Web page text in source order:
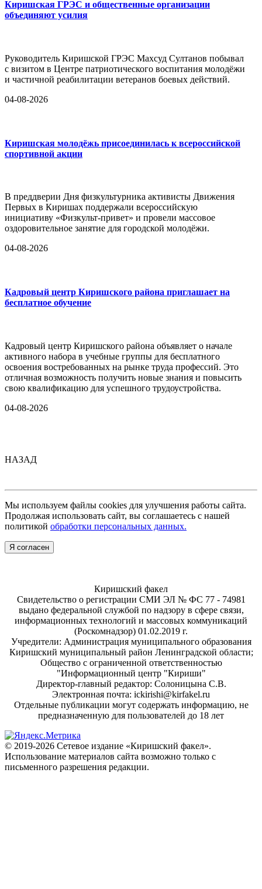
Киришская ГРЭС и общественные организации
объединяют усилия
Руководитель Киришской ГРЭС Махсуд Султанов побывал
с визитом в Центре патриотического воспитания молодёжи
и частичной реабилитации ветеранов боевых действий.
04-08-2026
Киришская молодёжь присоединилась к всероссийской
спортивной акции
В преддверии Дня физкультурника активисты Движения
Первых в Киришах поддержали всероссийскую
инициативу «Физкульт-привет» и провели массовое
оздоровительное занятие для городской молодёжи.
04-08-2026
Кадровый центр Киришского района приглашает на
бесплатное обучение
Кадровый центр Киришского района объявляет о начале
активного набора в учебные группы для бесплатного
освоения востребованных на рынке труда профессий. Это
отличная возможность получить новые знания и повысить
свою квалификацию для успешного трудоустройства.
04-08-2026
НАЗАД
Мы используем файлы cookies для улучшения работы сайта.
Продолжая использовать сайт, вы соглашаетесь с нашей
политикой обработки персональных данных.
Я согласен
Киришский факел
Свидетельство о регистрации СМИ ЭЛ № ФС 77 - 74981
выдано федеральной службой по надзору в сфере связи,
информационных технологий и массовых коммуникаций
(Роскомнадзор) 01.02.2019 г.
Учредители: Администрация муниципального образования
Киришский муниципальный район Ленинградской области;
Общество с ограниченной ответственностью
"Информационный центр "Кириши"
Директор-главный редактор: Солоницына С.В.
Электронная почта: ickirishi@kirfakel.ru
Отдельные публикации могут содержать информацию, не
предназначенную для пользователей до 18 лет
© 2019-2026 Сетевое издание «Киришский факел».
Использование материалов сайта возможно только с
письменного разрешения редакции.